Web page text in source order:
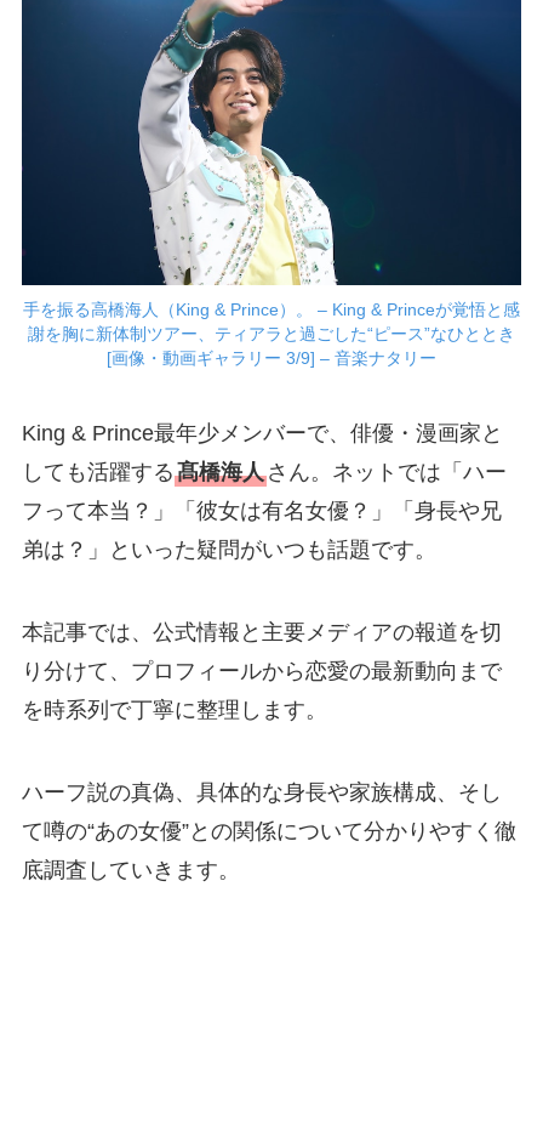
手を振る高橋海人（King & Prince）。 – King & Princeが覚悟と感
謝を胸に新体制ツアー、ティアラと過ごした“ピース”なひととき
[画像・動画ギャラリー 3/9] – 音楽ナタリー
King & Prince最年少メンバーで、俳優・漫画家と
しても活躍する髙橋海人さん。ネットでは「ハー
フって本当？」「彼女は有名女優？」「身長や兄
弟は？」といった疑問がいつも話題です。
本記事では、公式情報と主要メディアの報道を切
り分けて、プロフィールから恋愛の最新動向まで
を時系列で丁寧に整理します。
ハーフ説の真偽、具体的な身長や家族構成、そし
て噂の“あの女優”との関係について分かりやすく徹
底調査していきます。